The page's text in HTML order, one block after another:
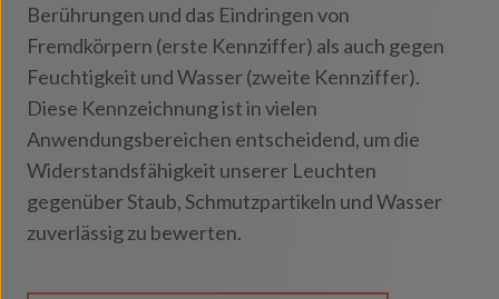
Berührungen und das Eindringen von
Fremdkörpern (erste Kennziffer) als auch gegen
Feuchtigkeit und Wasser (zweite Kennziffer).
Diese Kennzeichnung ist in vielen
Anwendungsbereichen entscheidend, um die
Widerstandsfähigkeit unserer Leuchten
gegenüber Staub, Schmutzpartikeln und Wasser
zuverlässig zu bewerten.